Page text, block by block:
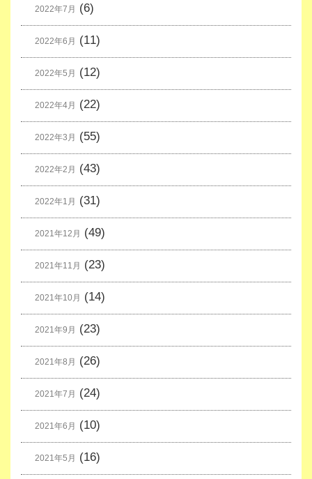
2022年7月 (6)
2022年6月 (11)
2022年5月 (12)
2022年4月 (22)
2022年3月 (55)
2022年2月 (43)
2022年1月 (31)
2021年12月 (49)
2021年11月 (23)
2021年10月 (14)
2021年9月 (23)
2021年8月 (26)
2021年7月 (24)
2021年6月 (10)
2021年5月 (16)